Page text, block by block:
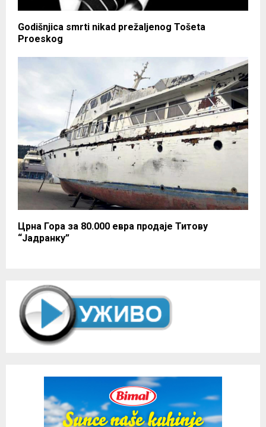
Godišnjica smrti nikad prežaljenog Tošeta
Proeskog
Црна Гора за 80.000 евра продаје Титову
“Јадранку”